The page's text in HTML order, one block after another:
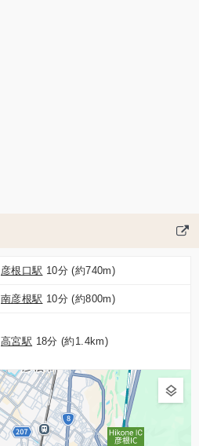
彦根口駅 10分 (約740m)
南彦根駅 10分 (約800m)
高宮駅 18分 (約1.4km)